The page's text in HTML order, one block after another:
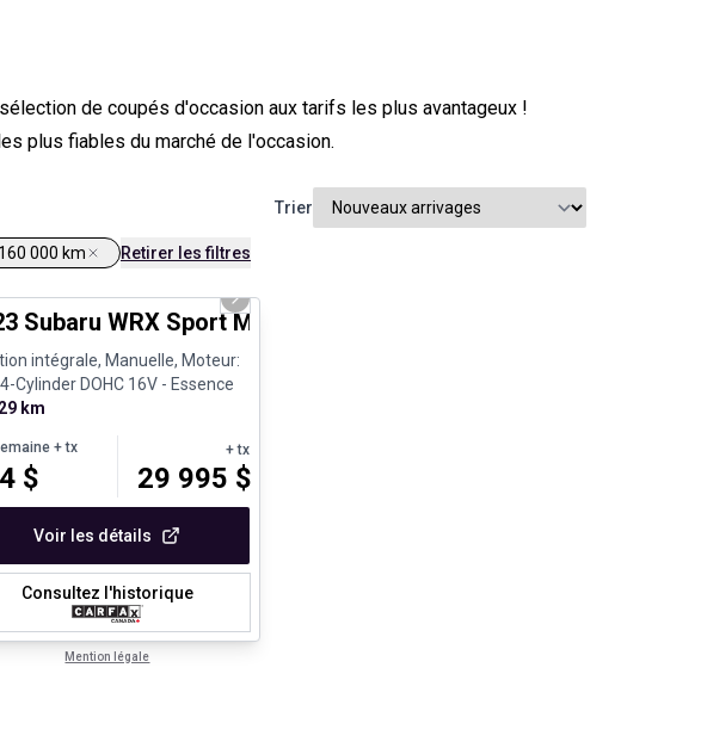
de coupés d'occasion aux tarifs les plus avantageux !
plus fiables du marché de l'occasion.
Trier
000 km Retirer les filtres
1/8
slide Next slide
Subaru WRX Sport Manuelle Toit ouvrant
intégrale, Manuelle, Moteur:
Cylinder DOHC 16V - Essence
km
+ tx
$
+ tx
29 995 $
Voir les détails
Consultez l'historique
Mention légale